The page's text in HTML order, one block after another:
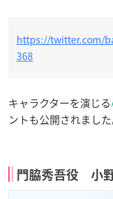
https://twitter.com/
368
キャラクターを演じる
ントも公開されました
門脇秀吾役 小